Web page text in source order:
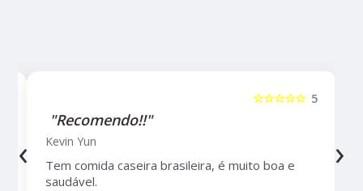
5
☆☆☆☆☆
"Recomendo!!"
Kevin Yun
Tem comida caseira brasileira, é muito boa e
saudável.
‹ ›